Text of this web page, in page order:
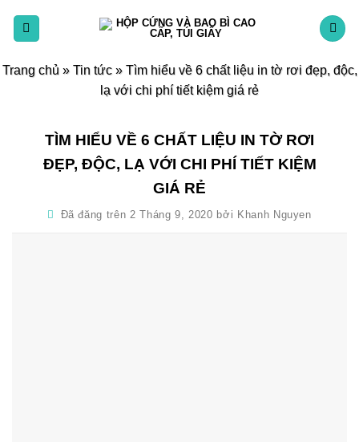
dung
Trang chủ» Tin tức» Tìm hiểu về 6 chất liệu in tờ rơi đẹp, độc,
lạ với chi phí tiết kiệm giá rẻ
TÌM HIỂU VỀ 6 CHẤT LIỆU IN TỜ RƠI
ĐẸP, ĐỘC, LẠ VỚI CHI PHÍ TIẾT KIỆM
GIÁ RẺ
Đã đăng trên 2 Tháng 9, 2020 bởi Khanh Nguyen